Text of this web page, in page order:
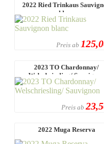
2022 Ried Trinkaus
blanc
Preis ab
2023 TO Chardonnay/
Welschriesling/ Sauvignon
Preis ab
2022 Muga Reserva